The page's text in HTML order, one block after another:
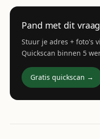
Pand met dit
Stuur je adres + foto's
Quickscan binnen 5
Gratis quickscan →